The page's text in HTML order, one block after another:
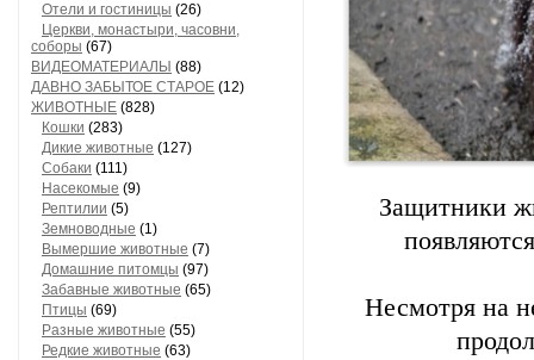
Отели и гостиницы (26)
Церкви, монастыри, часовни,
соборы (67)
ВИДЕОМАТЕРИАЛЫ (88)
ДАВНО ЗАБЫТОЕ СТАРОЕ (12)
ЖИВОТНЫЕ (828)
Кошки (283)
Дикие животные (127)
Собаки (111)
Насекомые (9)
Рептилии (5)
Земноводные (1)
Вымершие животные (7)
Домашние питомцы (97)
Забавные животные (65)
Птицы (69)
Разные животные (55)
Редкие животные (63)
Защитники
Несмотря на